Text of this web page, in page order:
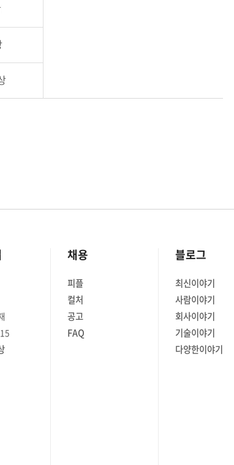
채용
피플
컬처
공고
FAQ
블로그
최신이야기
사람이야기
회사이야기
기술이야기
다양한이야기